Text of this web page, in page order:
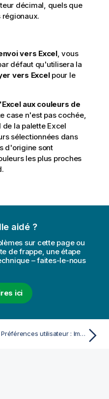
décimal, quels que
régionaux.
vers Excel, vous
défaut qu'utilisera la
vers Excelpour le
aux couleurs de
case n'est pas cochée,
la palette Excel
sélectionnées dans
d'origine sont
les plus proches
aidé ?
sur cette page ou
de frappe, une étape
– faites-le-nous
ici
Préférences utilisateur : Impression